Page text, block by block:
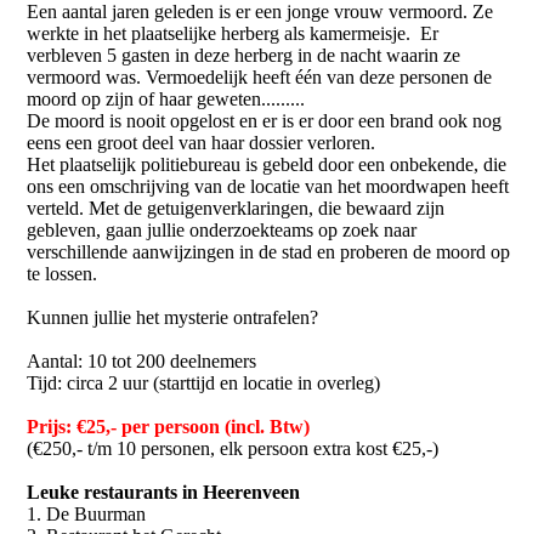
Een aantal jaren geleden is er een jonge vrouw vermoord. Ze
werkte in het plaatselijke herberg als kamermeisje. Er
verbleven 5 gasten in deze herberg in de nacht waarin ze
vermoord was. Vermoedelijk heeft één van deze personen de
moord op zijn of haar geweten.........
De moord is nooit opgelost en er is er door een brand ook nog
eens een groot deel van haar dossier verloren.
Het plaatselijk politiebureau is gebeld door een onbekende, die
ons een omschrijving van de locatie van het moordwapen heeft
verteld. Met de getuigenverklaringen, die bewaard zijn
gebleven, gaan jullie onderzoekteams op zoek naar
verschillende aanwijzingen in de stad en proberen de moord op
te lossen.
Kunnen jullie het mysterie ontrafelen?
Aantal: 10 tot 200 deelnemers
Tijd: circa 2 uur (starttijd en locatie in overleg)
Prijs: €25,- per persoon (incl. Btw)
(€250,- t/m 10 personen, elk persoon extra kost €25,-)
Leuke restaurants in Heerenveen
1. De Buurman